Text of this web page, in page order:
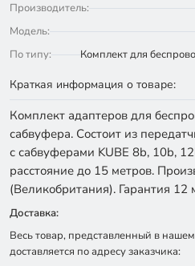
Производитель:
Модель:
По типу:
Комплект для
Краткая информация о товаре:
Комплект адаптеров для
сабвуфера. Состоит из
с сабвуферами KUBE 8b, 10b,
расстояние до 15 метров.
(Великобритания). Гарантия 12
Доставка:
Весь товар, представленный в
доставляется по адресу заказчика: